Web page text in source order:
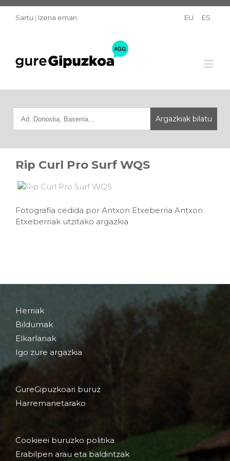
Sartu | Izena eman EU ES
Rip Curl Pro Surf WQS
Fotografía cedida por Antxon Etxeberria Antxon
Etxeberriak utzitako argazkia
Herriak
Bildumak
Elkarlanak
Igo zure argazkia
GureGipuzkoari buruz
Harremanetarako
Cookieei buruzko politika
Erabilpen arau eta baldintzak